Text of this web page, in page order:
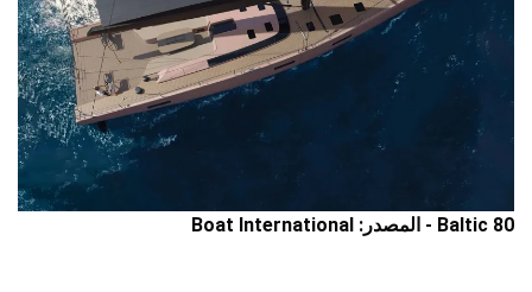
Baltic 80 - المصدر: Boat International